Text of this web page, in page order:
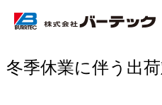
冬季休業に伴う出